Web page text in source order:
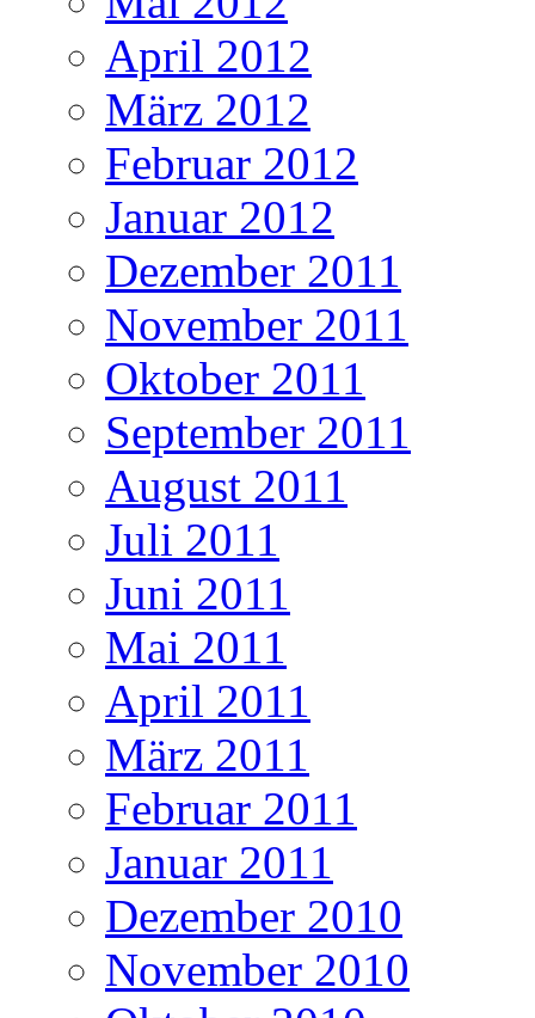
April 2012
März 2012
Februar 2012
Januar 2012
Dezember 2011
November 2011
Oktober 2011
September 2011
August 2011
Juli 2011
Juni 2011
Mai 2011
April 2011
März 2011
Februar 2011
Januar 2011
Dezember 2010
November 2010